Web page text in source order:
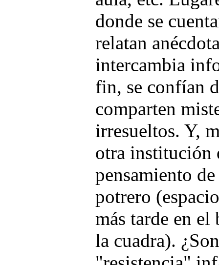
donde se
relatan
intercambia
fin, se confían
comparten
irresueltos. Y,
otra institución
pensamiento
potrero
más tarde en el
la cuadra).